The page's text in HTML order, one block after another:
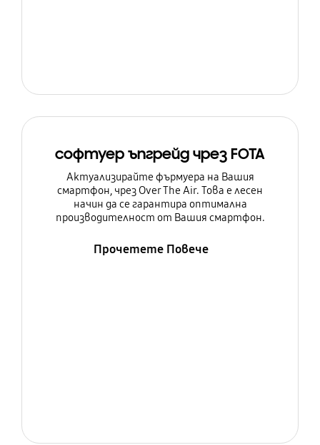
софтуер ъпгрейд чрез FOTA
Актуализирайте фърмуера на Вашия
смартфон, чрез Over The Air. Това е лесен
начин да се гарантира оптимална
производителност от Вашия смартфон.
Прочетете Повече